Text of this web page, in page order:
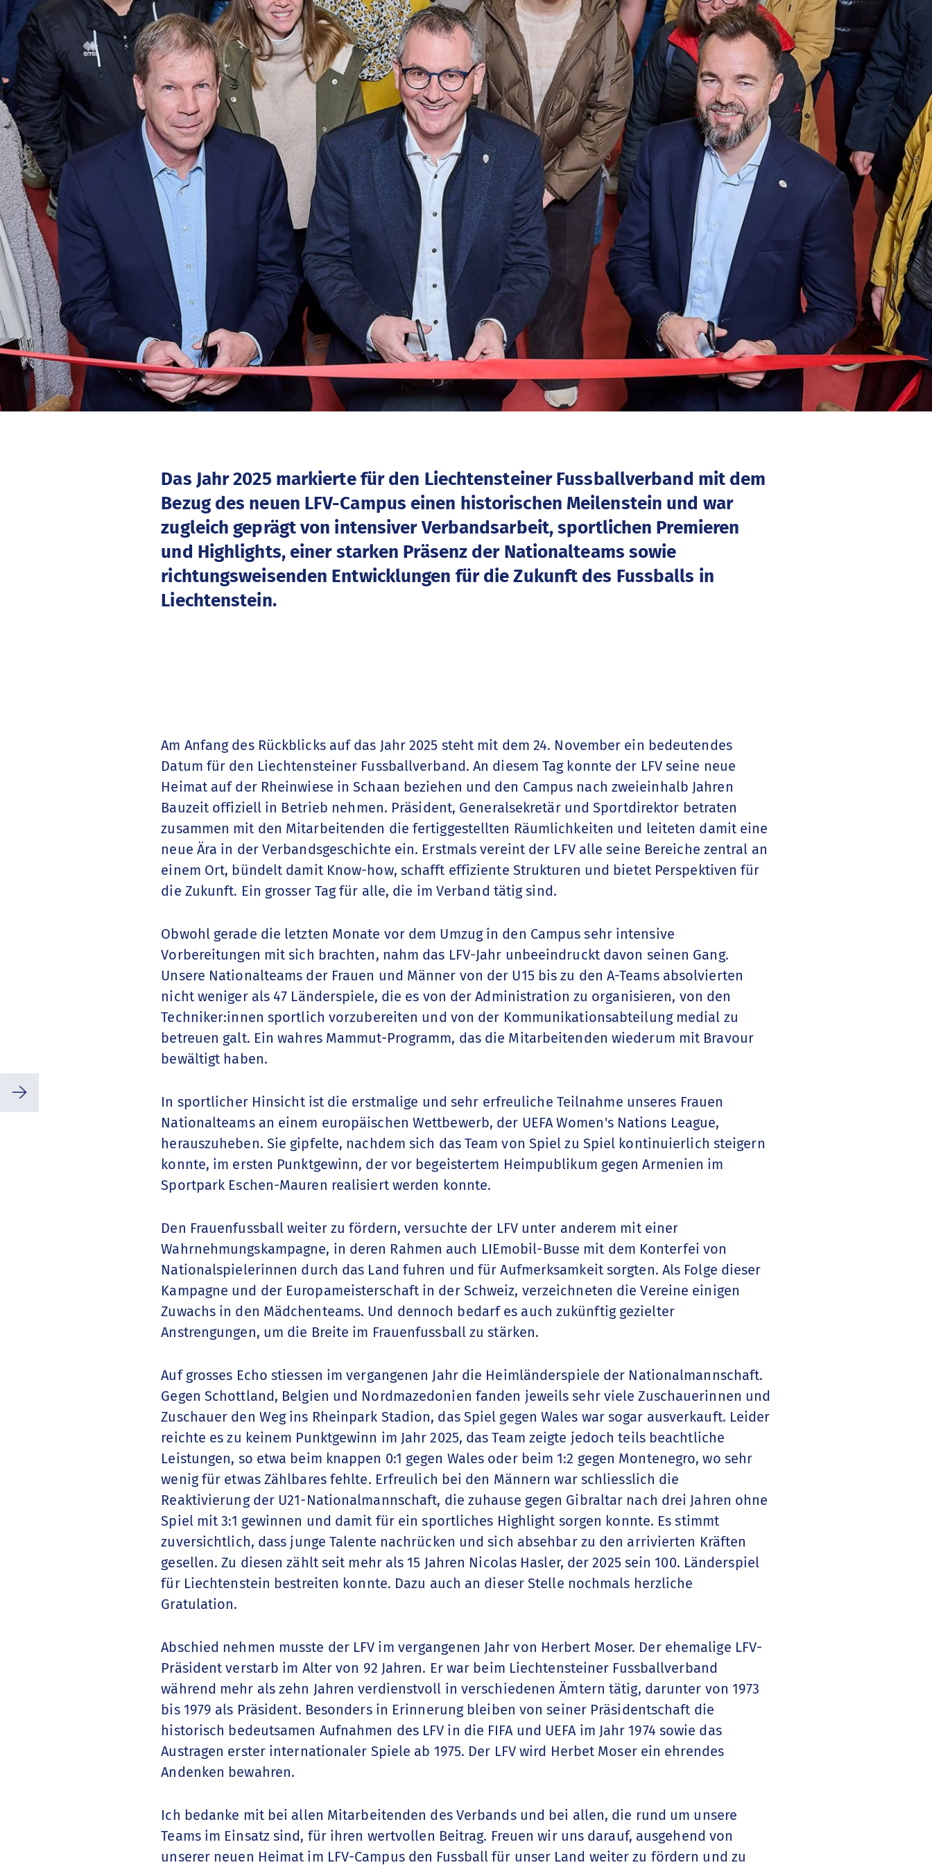
Schiedsrichter
Nachhaltigkeit
Sportschule
Breitenfussball
Frauenfussball
Nationale
Wettbewerbe
Das Jahr 2025 markierte für den Liechtensteiner Fussballverband mit dem
Bezug des neuen LFV-Campus einen historischen Meilenstein und war
zugleich geprägt von intensiver Verbandsarbeit, sportlichen Premieren
und Highlights, einer starken Präsenz der Nationalteams sowie
richtungsweisenden Entwicklungen für die Zukunft des Fussballs in
Liechtenstein.
Am Anfang des Rückblicks auf das Jahr 2025 steht mit dem 24. November ein bedeutendes
Datum für den Liechtensteiner Fussballverband. An diesem Tag konnte der LFV seine neue
Heimat auf der Rheinwiese in Schaan beziehen und den Campus nach zweieinhalb Jahren
Bauzeit offiziell in Betrieb nehmen. Präsident, Generalsekretär und Sportdirektor betraten
zusammen mit den Mitarbeitenden die fertiggestellten Räumlichkeiten und leiteten damit eine
neue Ära in der Verbandsgeschichte ein. Erstmals vereint der LFV alle seine Bereiche zentral an
einem Ort, bündelt damit Know-how, schafft effiziente Strukturen und bietet Perspektiven für
die Zukunft. Ein grosser Tag für alle, die im Verband tätig sind.
Obwohl gerade die letzten Monate vor dem Umzug in den Campus sehr intensive
Vorbereitungen mit sich brachten, nahm das LFV-Jahr unbeeindruckt davon seinen Gang.
Unsere Nationalteams der Frauen und Männer von der U15 bis zu den A-Teams absolvierten
nicht weniger als 47 Länderspiele, die es von der Administration zu organisieren, von den
Techniker:innen sportlich vorzubereiten und von der Kommunikationsabteilung medial zu
betreuen galt. Ein wahres Mammut-Programm, das die Mitarbeitenden wiederum mit Bravour
bewältigt haben.
In sportlicher Hinsicht ist die erstmalige und sehr erfreuliche Teilnahme unseres Frauen
Nationalteams an einem europäischen Wettbewerb, der UEFA Women's Nations League,
herauszuheben. Sie gipfelte, nachdem sich das Team von Spiel zu Spiel kontinuierlich steigern
konnte, im ersten Punktgewinn, der vor begeistertem Heimpublikum gegen Armenien im
Sportpark Eschen-Mauren realisiert werden konnte.
Den Frauenfussball weiter zu fördern, versuchte der LFV unter anderem mit einer
Wahrnehmungskampagne, in deren Rahmen auch LIEmobil-Busse mit dem Konterfei von
Nationalspielerinnen durch das Land fuhren und für Aufmerksamkeit sorgten. Als Folge dieser
Kampagne und der Europameisterschaft in der Schweiz, verzeichneten die Vereine einigen
Zuwachs in den Mädchenteams. Und dennoch bedarf es auch zukünftig gezielter
Anstrengungen, um die Breite im Frauenfussball zu stärken.
Auf grosses Echo stiessen im vergangenen Jahr die Heimländerspiele der Nationalmannschaft.
Gegen Schottland, Belgien und Nordmazedonien fanden jeweils sehr viele Zuschauerinnen und
Zuschauer den Weg ins Rheinpark Stadion, das Spiel gegen Wales war sogar ausverkauft. Leider
reichte es zu keinem Punktgewinn im Jahr 2025, das Team zeigte jedoch teils beachtliche
Leistungen, so etwa beim knappen 0:1 gegen Wales oder beim 1:2 gegen Montenegro, wo sehr
wenig für etwas Zählbares fehlte. Erfreulich bei den Männern war schliesslich die
Reaktivierung der U21-Nationalmannschaft, die zuhause gegen Gibraltar nach drei Jahren ohne
Spiel mit 3:1 gewinnen und damit für ein sportliches Highlight sorgen konnte. Es stimmt
zuversichtlich, dass junge Talente nachrücken und sich absehbar zu den arrivierten Kräften
gesellen. Zu diesen zählt seit mehr als 15 Jahren Nicolas Hasler, der 2025 sein 100. Länderspiel
für Liechtenstein bestreiten konnte. Dazu auch an dieser Stelle nochmals herzliche
Gratulation.
Abschied nehmen musste der LFV im vergangenen Jahr von Herbert Moser. Der ehemalige LFV-
Präsident verstarb im Alter von 92 Jahren. Er war beim Liechtensteiner Fussballverband
während mehr als zehn Jahren verdienstvoll in verschiedenen Ämtern tätig, darunter von 1973
bis 1979 als Präsident. Besonders in Erinnerung bleiben von seiner Präsidentschaft die
historisch bedeutsamen Aufnahmen des LFV in die FIFA und UEFA im Jahr 1974 sowie das
Austragen erster internationaler Spiele ab 1975. Der LFV wird Herbet Moser ein ehrendes
Andenken bewahren.
Ich bedanke mit bei allen Mitarbeitenden des Verbands und bei allen, die rund um unsere
Teams im Einsatz sind, für ihren wertvollen Beitrag. Freuen wir uns darauf, ausgehend von
unserer neuen Heimat im LFV-Campus den Fussball für unser Land weiter zu fördern und zu
⭢